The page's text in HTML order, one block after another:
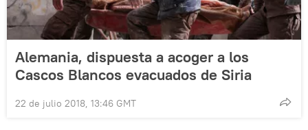
Alemania, dispuesta a acoger a los
Cascos Blancos evacuados de Siria
22 de julio 2018, 13:46 GMT